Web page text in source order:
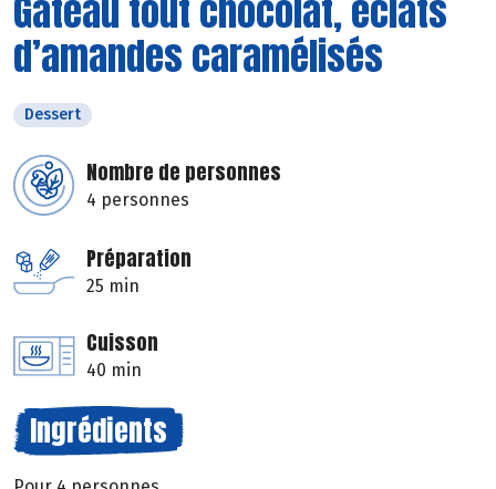
Gâteau tout chocolat, éclats
d’amandes caramélisés
Dessert
Nombre de personnes
4 personnes
Préparation
25 min
Cuisson
40 min
Ingrédients